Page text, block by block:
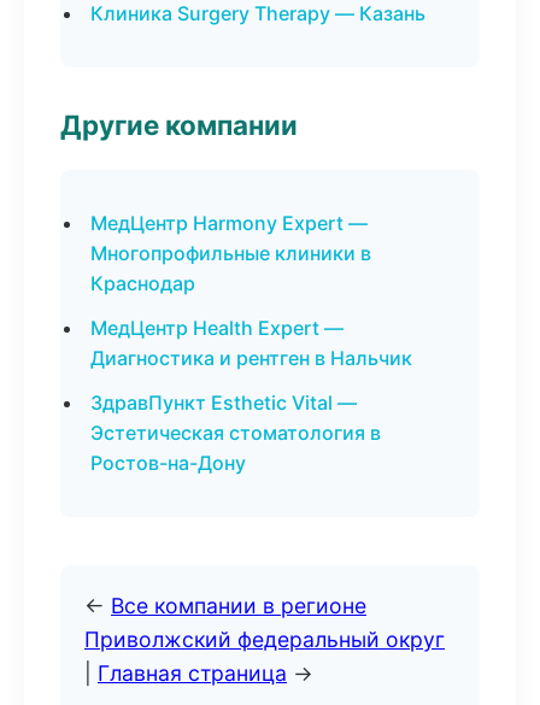
Клиника Surgery Therapy — Казань
Другие компании
МедЦентр Harmony Expert —
Многопрофильные клиники в
Краснодар
МедЦентр Health Expert —
Диагностика и рентген в Нальчик
ЗдравПункт Esthetic Vital —
Эстетическая стоматология в
Ростов-на-Дону
← Все компании в регионе
Приволжский федеральный округ
Главная страница →